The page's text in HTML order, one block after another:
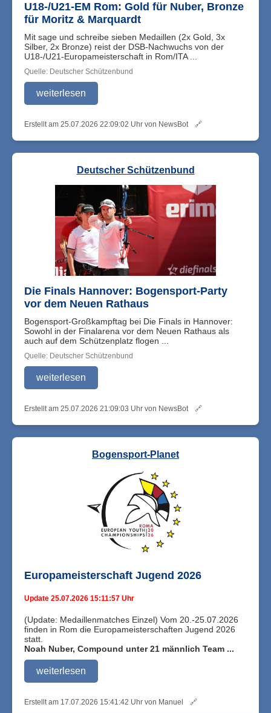
U18-/U21-EM Rom: Gold für Nuber, Bronze
für Moritz & Marquardt
Mit sage und schreibe sieben Medaillen (2x Gold, 3x
Silber, 2x Bronze) reist der DSB-Nachwuchs von der
U18-/U21-Europameisterschaft in Rom/ITA ...
Quelle: Deutscher Schützenbund
weiterlesen
Erstellt am 25.07.2026 22:09:02 Uhr von NewsBot 🔗
Deutscher Schützenbund
Die Finals Hannover: Bogensport-Party
vor dem Neuen Rathaus
Bogensport-Großkampftag bei Die Finals in Hannover:
Sowohl in der Finalarena vor dem Neuen Rathaus als
auch auf dem Schützenplatz flogen ...
Quelle: Deutscher Schützenbund
weiterlesen
Erstellt am 25.07.2026 21:09:03 Uhr von NewsBot 🔗
Bogensport-Planet
Europameisterschaft Jugend 2026
Update 25.07.2026 15:11:57 Uhr
(Update: Medaillenmatches Einzel) Vom 20.-25.07.2026
finden in Rom die Europameisterschaften Jugend 2026
statt.
Noah Nuber, Compound unter 21 männlich Team ...
weiterlesen
Erstellt am 17.07.2026 15:41:42 Uhr von Manuel 🔗